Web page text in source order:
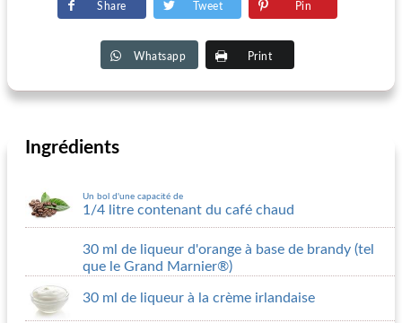
Share Tweet Pin
Whatsapp Print
Ingrédients
Un bol d'une capacité de
1/4 litre contenant du café chaud
30 ml de liqueur d'orange à base de brandy (tel
que le Grand Marnier®)
30 ml de liqueur à la crème irlandaise